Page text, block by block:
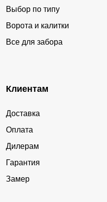
Выбор по типу
Ворота и калитки
Все для забора
Клиентам
Доставка
Оплата
Дилерам
Гарантия
Замер